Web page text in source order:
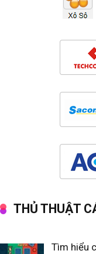
THỦ THUẬT
Tìm hiểu